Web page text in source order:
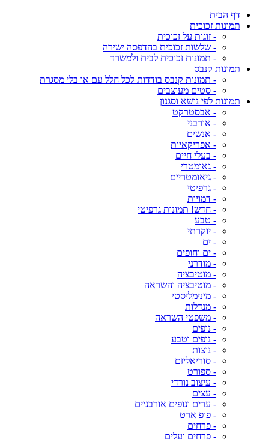
דף הבית
תמונות זכוכית
- זוגות על זכוכית
- שלשות זכוכית בהדפסה ישירה
- תמונות זכוכית לבית ולמשרד
תמונות קנבס
- תמונות קנבס בודדות לכל חלל עם או בלי מסגרת
- סטים מעוצבים
תמונות לפי נושא וסגנון
- אבסטרקט
- אורבני
- אנשים
- אפריקאיות
- בעלי חיים
- גאומטרי
- גיאומטריים
- גרפיטי
- דמויות
- חדש! תמונות גרפיטי
- טבע
- יוקרתי
- ים
- ים וחופים
- מודרני
- מוטיבציה
- מוטיבציה והשראה
- מינימליסטי
- מנדלות
- משפטי השראה
- נופים
- נופים וטבע
- נוצות
- סוריאליזם
- ספורט
- עיצוב נורדי
- עצים
- ערים ונופים אורבניים
- פופ ארט
- פרחים
- פרחים ועלים